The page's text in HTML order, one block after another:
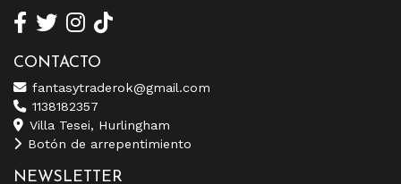
CONTACTO
fantasytraderok@gmail.com
1138182357
Villa Tesei, Hurlingham
Botón de arrepentimiento
NEWSLETTER